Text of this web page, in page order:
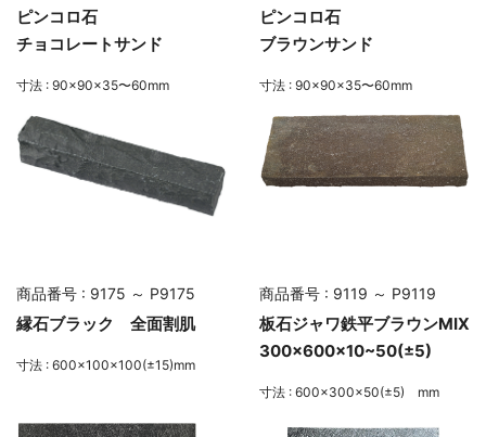
ピンコロ石
チョコレートサンド
寸法 : 90×90×35〜60mm
ピンコロ石
ブラウンサンド
寸法 : 90×90×35〜60mm
商品番号 : 9175 ～ P9175
縁石ブラック 全面割肌
寸法 : 600×100×100(±15)mm
商品番号 : 9119 ～ P9119
板石ジャワ鉄平ブラウンMIX
300×600×10~50(±5)
寸法 : 600×300×50(±5) mm